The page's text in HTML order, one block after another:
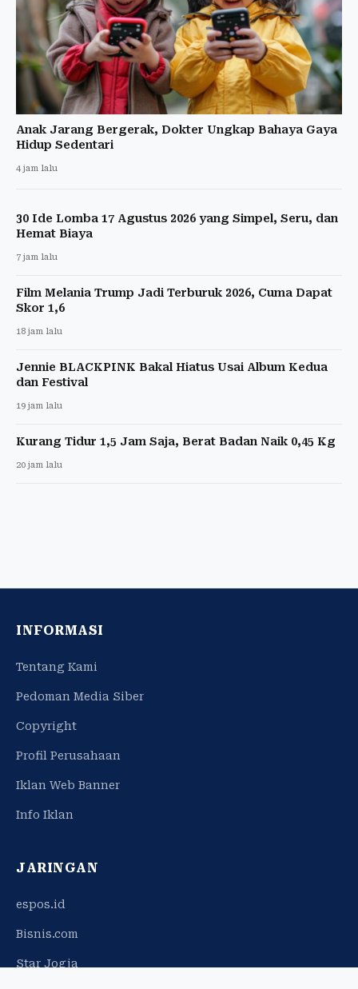
Anak Jarang Bergerak, Dokter Ungkap Bahaya Gaya
Hidup Sedentari
4 jam lalu
30 Ide Lomba 17 Agustus 2026 yang Simpel, Seru, dan
Hemat Biaya
7 jam lalu
Film Melania Trump Jadi Terburuk 2026, Cuma Dapat
Skor 1,6
18 jam lalu
Jennie BLACKPINK Bakal Hiatus Usai Album Kedua
dan Festival
19 jam lalu
Kurang Tidur 1,5 Jam Saja, Berat Badan Naik 0,45 Kg
20 jam lalu
INFORMASI
Tentang Kami
Pedoman Media Siber
Copyright
Profil Perusahaan
Iklan Web Banner
Info Iklan
JARINGAN
espos.id
Bisnis.com
Star Jogja